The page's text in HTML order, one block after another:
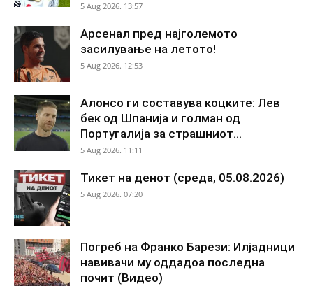
5 Aug 2026. 13:57
Арсенал пред најголемото
засилување на летото!
5 Aug 2026. 12:53
Алонсо ги составува коцките: Лев
бек од Шпанија и голман од
Португалија за страшниот...
5 Aug 2026. 11:11
Тикет на денот (среда, 05.08.2026)
5 Aug 2026. 07:20
Погреб на Франко Барези: Илјадници
навивачи му оддадоа последна
почит (Видео)